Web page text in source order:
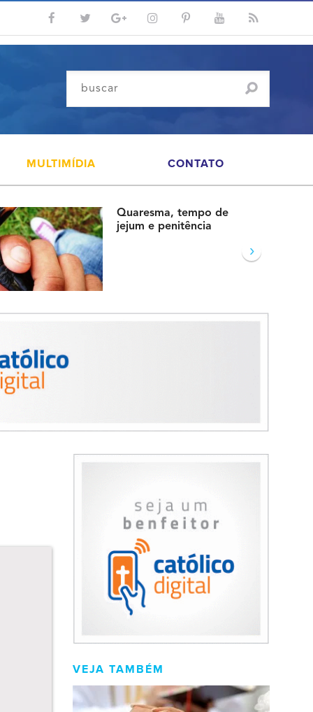
MULTIMÍDIA CONTATO
Quaresma, tempo de
jejum e penitência
›
VEJA TAMBÉM